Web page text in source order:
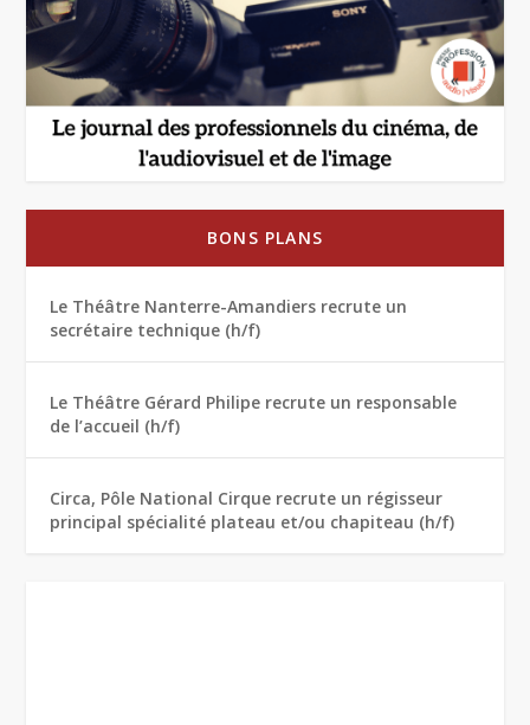
BONS PLANS
Le Théâtre Nanterre-Amandiers recrute un
secrétaire technique (h/f)
Le Théâtre Gérard Philipe recrute un responsable
de l’accueil (h/f)
Circa, Pôle National Cirque recrute un régisseur
principal spécialité plateau et/ou chapiteau (h/f)